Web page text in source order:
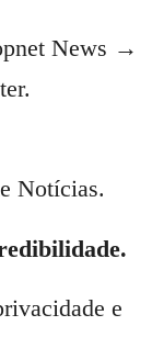
News →
Notícias.
e